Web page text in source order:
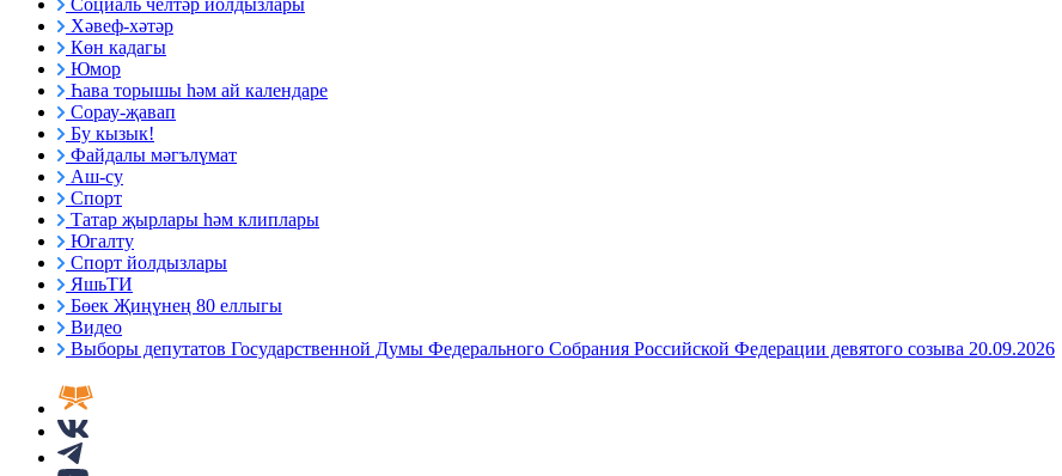
Социаль челтәр йолдызлары
Хәвеф-хәтәр
Көн кадагы
Юмор
Һава торышы һәм ай календаре
Сорау-җавап
Бу кызык!
Файдалы мәгълүмат
Аш-су
Спорт
Татар җырлары һәм клиплары
Югалту
Спорт йолдызлары
ЯшьТИ
Бөек Җиңүнең 80 еллыгы
Видео
Выборы депутатов Государственной Думы Федерального Собрания Российской Федерации девятого созыва 20.09.2026